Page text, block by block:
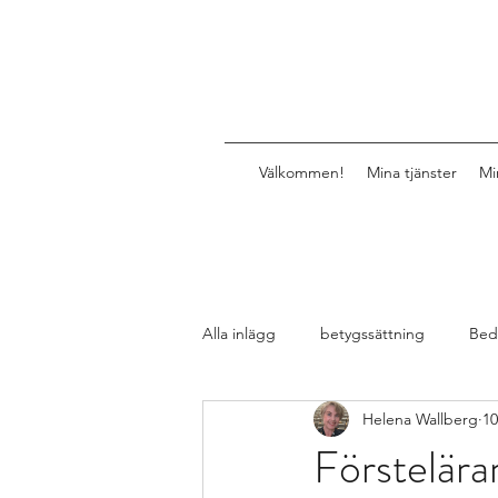
Välkommen! Mina tjänster
Alla inlägg betygssättning
Design av lektioner, uppgifter, mat
Helena Wallberg